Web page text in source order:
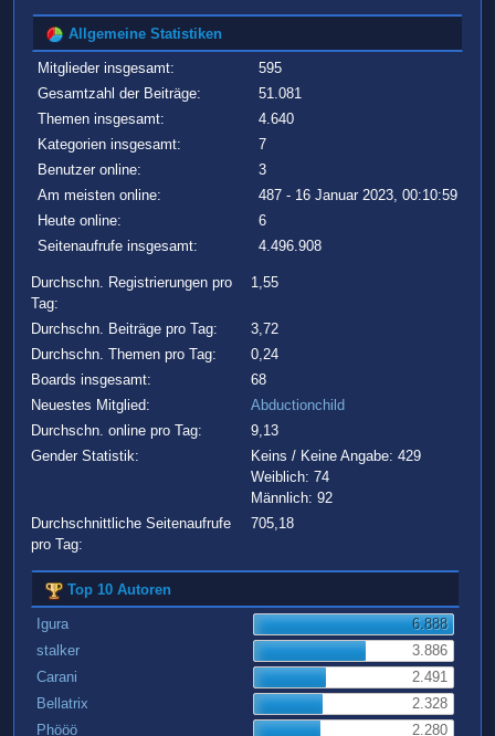
Allgemeine Statistiken
Mitglieder insgesamt:
595
Gesamtzahl der Beiträge:
51.081
Themen insgesamt:
4.640
Kategorien insgesamt:
7
Benutzer online:
3
Am meisten online:
487 - 16 Januar 2023, 00:10:59
Heute online:
6
Seitenaufrufe insgesamt:
4.496.908
Durchschn. Registrierungen pro
Tag:
1,55
Durchschn. Beiträge pro Tag:
3,72
Durchschn. Themen pro Tag:
0,24
Boards insgesamt:
68
Neuestes Mitglied:
Abductionchild
Durchschn. online pro Tag:
9,13
Gender Statistik:
Keins / Keine Angabe: 429
Weiblich: 74
Männlich: 92
Durchschnittliche Seitenaufrufe
pro Tag:
705,18
Top 10 Autoren
Igura
6.888
stalker
3.886
Carani
2.491
Bellatrix
2.328
Phööö
2.280